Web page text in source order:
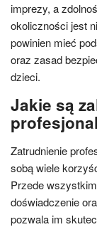
imprezy, a
okoliczności jest
powinien mieć
oraz zasad
dzieci.
Jakie są
Zatrudnienie
sobą wiele
Przede
doświadczenie
pozwala im